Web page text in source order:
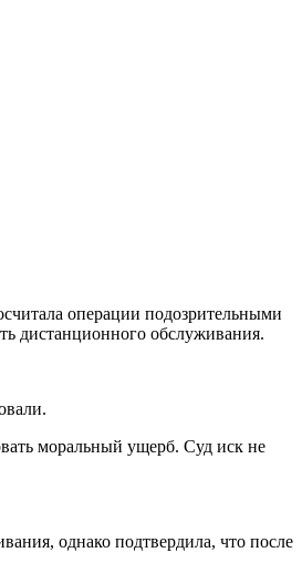
операции подозрительными
дистанционного обслуживания.
моральный ущерб. Суд иск не
однако подтвердила, что после